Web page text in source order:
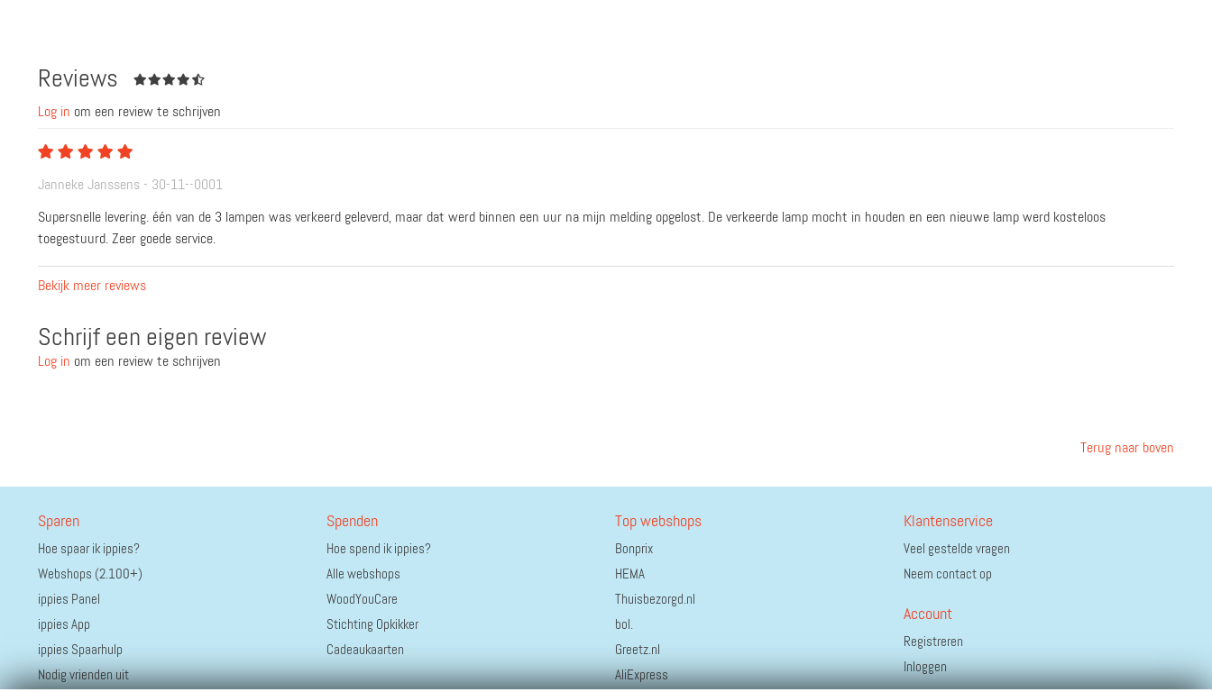
Reviews
Log in om een review te schrijven
Janneke Janssens - 30-11--0001
Supersnelle levering. één van de 3 lampen was verkeerd geleverd, maar dat werd binnen een uur na mijn melding opgelost. De verkeerde lamp mocht in houden en een nieuwe lamp werd kosteloos
toegestuurd. Zeer goede service.
Bekijk meer reviews
Schrijf een eigen review
Log in om een review te schrijven
Terug naar boven
Sparen
Hoe spaar ik ippies?
Webshops (2.100+)
ippies Panel
ippies App
ippies Spaarhulp
Nodig vrienden uit
Spenden
Hoe spend ik ippies?
Alle webshops
WoodYouCare
Stichting Opkikker
Cadeaukaarten
Top webshops
Bonprix
HEMA
Thuisbezorgd.nl
bol.
Greetz.nl
AliExpress
Klantenservice
Veel gestelde vragen
Neem contact op
Account
Registreren
Inloggen